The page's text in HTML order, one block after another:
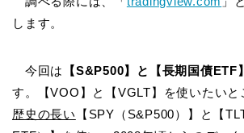
します。
今回は 【S&P500】と【長期国債ETF
す。【VOO】と【VGLT】を使いたいと
歴史の長い
【SPY（S&P500）】と【